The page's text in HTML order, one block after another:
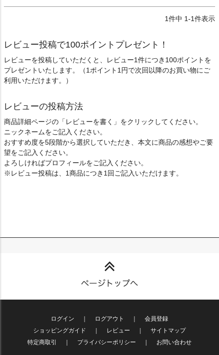
1件中 1-1件表示
レビュー投稿で100ポイントプレゼント！
レビューを投稿していただくと、レビュー1件につき100ポイントを
プレゼントいたします。（1ポイント1円で次回以降のお買い物にご
利用いただけます。）
レビューの投稿方法
商品詳細ページの「レビューを書く」をクリックしてください。
ニックネームをご記入ください。
おすすめ度を5段階から選択していただき、本文に商品の感想やご要
望をご記入ください。
よろしければプロフィールをご記入ください。
※レビュー投稿は、1商品につき1回ご記入いただけます。
ログイン ｜ ログアウト ｜ 会員登録
ショッピングガイド ｜ レビュー ｜ サイトマップ
特定商取引
｜ プライバシーポリシー ｜ お問い合わせ